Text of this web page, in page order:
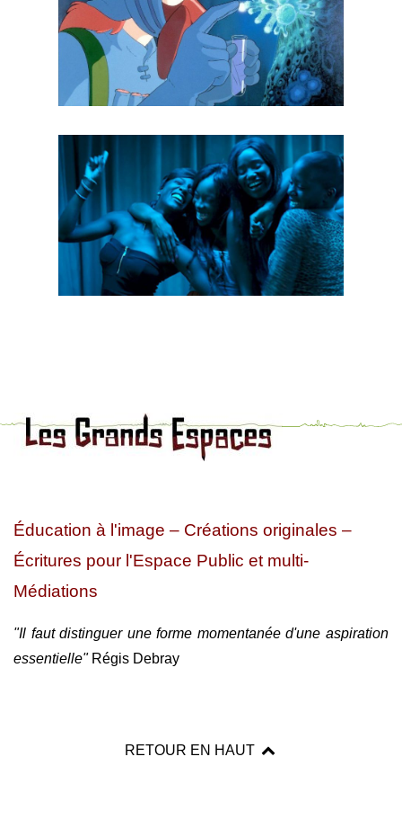
Éducation à l'image – Créations originales –
Écritures pour l'Espace Public et multi-
Médiations
"Il faut distinguer une forme momentanée d'une aspiration
essentielle"Régis Debray
RETOUR EN HAUT